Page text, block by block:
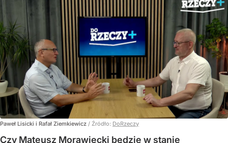
Paweł Lisicki i Rafał Ziemkiewicz / Źródło: DoRzeczy
Czy Mateusz Morawiecki będzie w stanie